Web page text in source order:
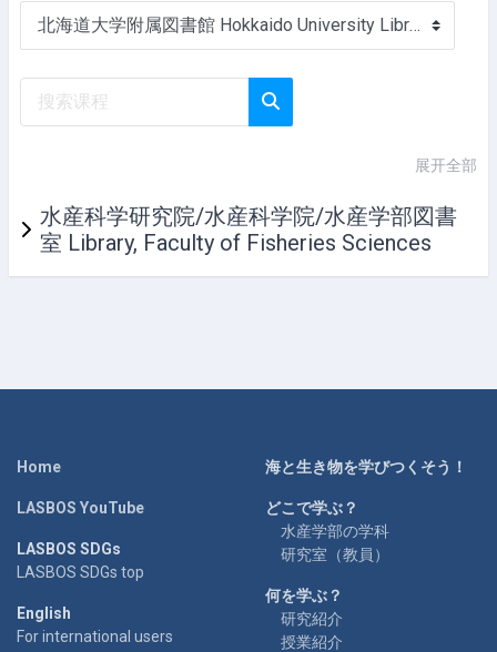
课程类别
搜索课程
展开全部
水産科学研究院/水産科学院/水産学部図書
室 Library, Faculty of Fisheries Sciences
Home
LASBOS YouTube
LASBOS SDGs
LASBOS SDGs top
English
For international users
海と生き物を学びつくそう！
どこで学ぶ？
水産学部の学科
研究室（教員）
何を学ぶ？
研究紹介
授業紹介